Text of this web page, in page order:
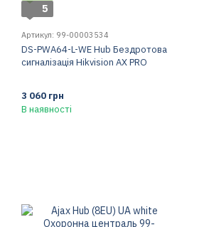
5
Артикул: 99-00003534
DS-PWA64-L-WE Hub Бездротова
сигналізація Hikvision AX PRO
3 060 грн
В наявності